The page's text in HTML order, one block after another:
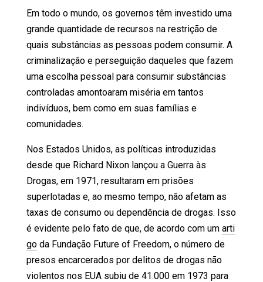
Em todo o mundo, os governos têm investido uma
grande quantidade de recursos na restrição de
quais substâncias as pessoas podem consumir. A
criminalização e perseguição daqueles que fazem
uma escolha pessoal para consumir substâncias
controladas amontoaram miséria em tantos
indivíduos, bem como em suas famílias e
comunidades.
Nos Estados Unidos, as políticas introduzidas
desde que Richard Nixon lançou a Guerra às
Drogas, em 1971, resultaram em prisões
superlotadas e, ao mesmo tempo, não afetam as
taxas de consumo ou dependência de drogas. Isso
é evidente pelo fato de que, de acordo com um arti
goda Fundação Future of Freedom, o número de
presos encarcerados por delitos de drogas não
violentos nos EUA subiu de 41.000 em 1973 para